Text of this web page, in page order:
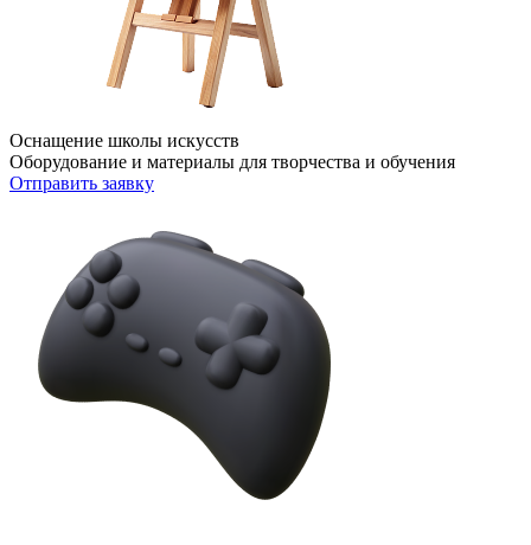
Оснащение школы искусств
Оборудование и материалы для творчества и обучения
Отправить заявку